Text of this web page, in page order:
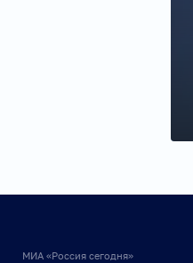
МИА «Россия сегодня»